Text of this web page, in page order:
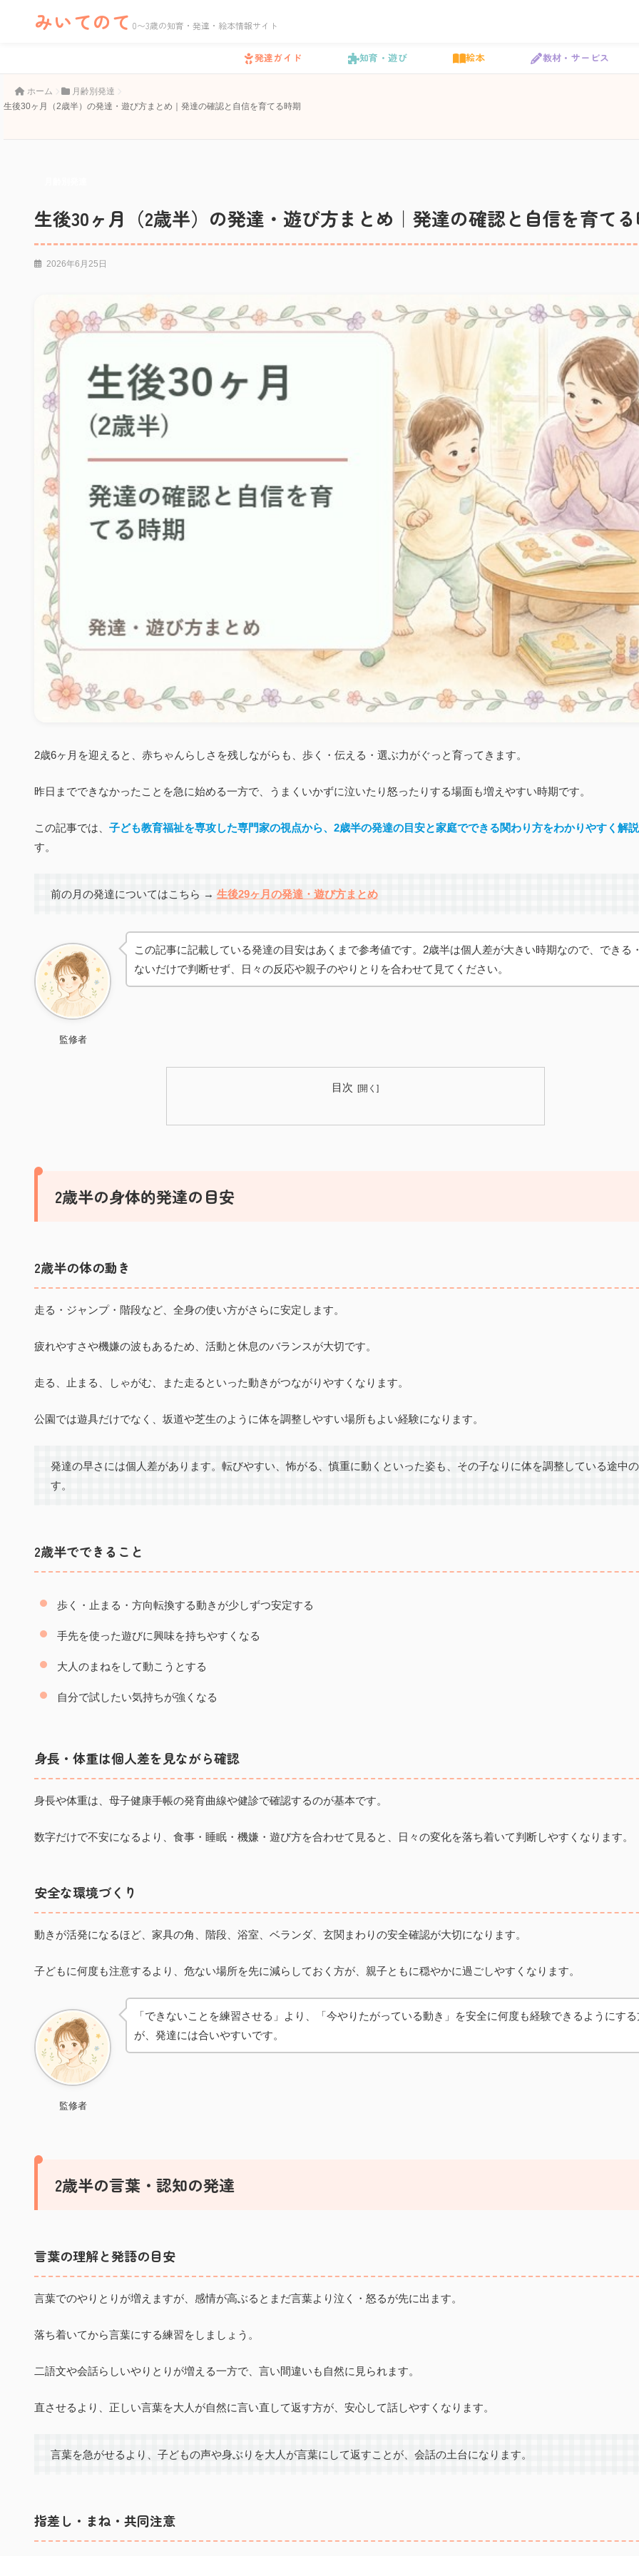
みいてのて 0〜3歳の知育・発達・絵本情報サイト
発達ガイド 知育・遊び 絵本 教材・サービス
ホーム
月齢別発達
生後30ヶ月（2歳半）の発達・遊び方まとめ｜発達の確認と自信を育てる時期
生後30ヶ月（2歳半）の発達・遊び方まとめ｜発達の確認と自信を育て
2026年6月25日
2歳6ヶ月を迎えると、赤ちゃんらしさを残しながらも、歩く・伝える・選ぶ力がぐっと育ってきます。
昨日までできなかったことを急に始める一方で、うまくいかずに泣いたり怒ったりする場面も増えやすい時期です。
この記事では、 子ども教育福祉を専攻した専門家の視点から、2歳半の発達の目安と家庭でできる関わり方をわかりやすく解説
す。
前の月の発達についてはこちら → 生後29ヶ月の発達・遊び方まとめ
監修者
この記事に記載している発達の目安はあくまで参考値です。2歳半は個人差が大きい時期なので、できる
ないだけで判断せず、日々の反応や親子のやりとりを合わせて見てください。
目次
2歳半の身体的発達の目安
2歳半の体の動き
走る・ジャンプ・階段など、全身の使い方がさらに安定します。
疲れやすさや機嫌の波もあるため、活動と休息のバランスが大切です。
走る、止まる、しゃがむ、また走るといった動きがつながりやすくなります。
公園では遊具だけでなく、坂道や芝生のように体を調整しやすい場所もよい経験になります。
発達の早さには個人差があります。転びやすい、怖がる、慎重に動くといった姿も、その子なりに体を調整している途中
す。
2歳半でできること
歩く・止まる・方向転換する動きが少しずつ安定する
手先を使った遊びに興味を持ちやすくなる
大人のまねをして動こうとする
自分で試したい気持ちが強くなる
身長・体重は個人差を見ながら確認
身長や体重は、母子健康手帳の発育曲線や健診で確認するのが基本です。
数字だけで不安になるより、食事・睡眠・機嫌・遊び方を合わせて見ると、日々の変化を落ち着いて判断しやすくなります。
安全な環境づくり
動きが活発になるほど、家具の角、階段、浴室、ベランダ、玄関まわりの安全確認が大切になります。
子どもに何度も注意するより、危ない場所を先に減らしておく方が、親子ともに穏やかに過ごしやすくなります。
監修者
「できないことを練習させる」より、「今やりたがっている動き」を安全に何度も経験できるようにする
が、発達には合いやすいです。
2歳半の言葉・認知の発達
言葉の理解と発語の目安
言葉でのやりとりが増えますが、感情が高ぶるとまだ言葉より泣く・怒るが先に出ます。
落ち着いてから言葉にする練習をしましょう。
二語文や会話らしいやりとりが増える一方で、言い間違いも自然に見られます。
直させるより、正しい言葉を大人が自然に言い直して返す方が、安心して話しやすくなります。
言葉を急がせるより、子どもの声や身ぶりを大人が言葉にして返すことが、会話の土台になります。
指差し・まね・共同注意